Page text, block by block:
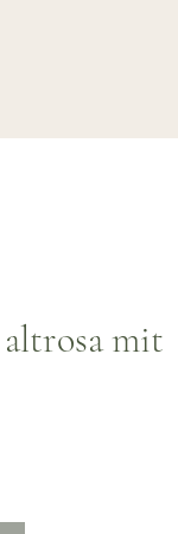
altrosa mit